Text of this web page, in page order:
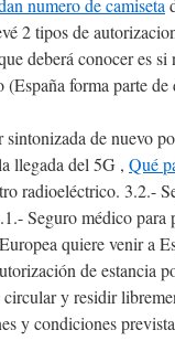
numero de camiseta
2 tipos de
deberá conocer es
forma parte
de nuevo
llegada del 5G , Qué
radioeléctrico. 3.2.-
Seguro médico
quiere venir a
de estancia
y residir
y condiciones